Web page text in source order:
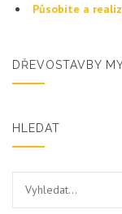
Působíte a
DŘEVOSTAVBY
HLEDAT